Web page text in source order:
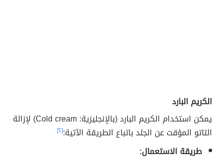
الكريم البارد
يمكن استخدام الكريم البارد (بالإنجليزية: Cold cream) لإزالة
التاتو المؤقت عن الجلد باتباع الطريقة الآتية:[٢]
طريقة الاستعمال: